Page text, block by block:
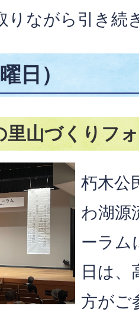
りながら引き続
日）
里山づくりフ
朽木公
わ湖源
ーラム
日は、
方がご